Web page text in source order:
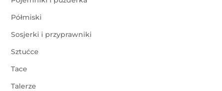
Półmiski
Sosjerki i przyprawniki
Sztućce
Tace
Talerze